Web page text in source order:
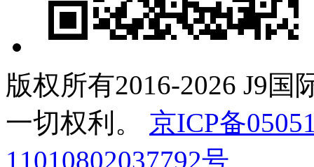
版权所有2016-2026 J9国
一切权利。
京ICP备
11010802037792号